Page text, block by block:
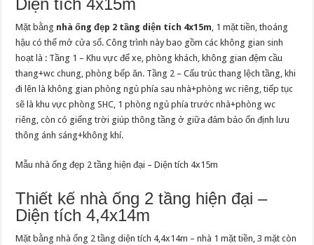
Diện tích 4x15m
Mặt bằng nhà ống đẹp 2 tầng diện tích 4x15m , 1 mặt tiền, thoáng
hậu có thể mở cửa sổ. Công trình này bao gồm các không gian sinh
hoạt là : Tầng 1 – Khu vực để xe, phòng khách, không gian đệm cầu
thang+wc chung, phòng bếp ăn. Tầng 2 – Cấu trúc thang lệch tầng, khi
đi lên là không gian phòng ngủ phía sau nhà+phòng wc riêng, tiếp tục
sẽ là khu vực phòng SHC, 1 phòng ngủ phía trước nhà+phòng wc
riêng, còn có giếng trời giúp thông tầng ở giữa đảm bảo ổn định lưu
thông ánh sáng+không khí.
Mẫu nhà ống đẹp 2 tầng hiện đại – Diện tích 4x15m
Thiết kế nhà ống 2 tầng hiện đại –
Diện tích 4,4x14m
Mặt bằng nhà ống 2 tầng diện tích 4,4x14m – nhà 1 mặt tiền, 3 mặt còn